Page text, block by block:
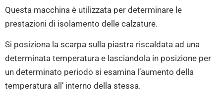
Questa macchina è utilizzata per determinare le
prestazioni di isolamento delle calzature.
Si posiziona la scarpa sulla piastra riscaldata ad una
determinata temperatura e lasciandola in posizione per
un determinato periodo si esamina l’aumento della
temperatura all’ interno della stessa.